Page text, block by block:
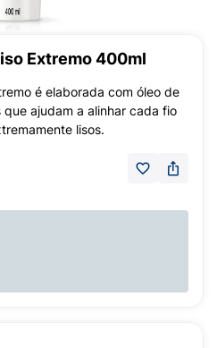
Extremo 400ml
é elaborada com óleo de
ajudam a alinhar cada fio
lisos.